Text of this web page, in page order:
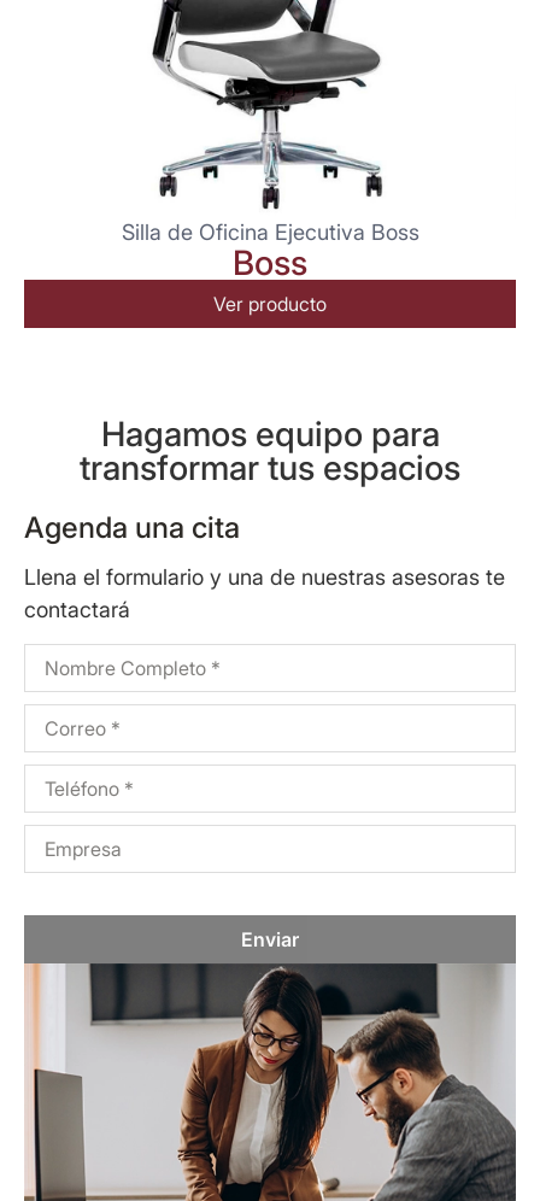
Silla de Oficina Ejecutiva Boss
Boss
Ver producto
Hagamos equipo para
transformar tus espacios
Agenda una cita
Llena el formulario y una de nuestras asesoras te
contactará
Enviar